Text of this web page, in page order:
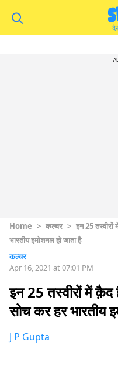
Home > कल्चर > इन 25
भारतीय इमोशनल हो जाता है
कल्चर
Apr 16, 2021 at 07:01 PM
इन 25 तस्वीरों में क़ैद
सोच कर हर भारतीय
J P Gupta